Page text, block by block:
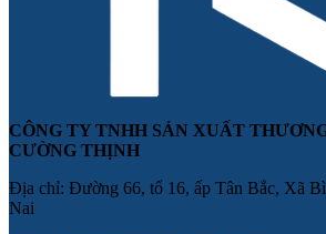
CÔNG TY TNHH SẢN XUẤT
CƯỜNG THỊNH
Địa chỉ: Đường 66, tổ 16, ấp Tân Bắc, Xã
Nai